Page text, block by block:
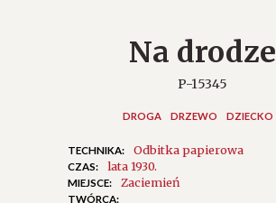
Na drodze
P-15345
DROGA DRZEWO DZIECKO
TECHNIKA: Odbitka papierowa
CZAS: lata 1930.
MIEJSCE: Zaciemień
TWÓRCA: